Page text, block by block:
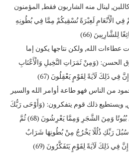
لينال منه الشاربون فقط, المؤمنون
فِي الْأَنْعَامِ لَعِبْرَةً نُسْقِيكُمْ مِمَّا فِي بُطُونِهِ
لِلشَّارِبِينَ (66)
الله, ولكن نتاجها يكون إما
الحسن: (وَمِنْ ثَمَرَاتِ النَّخِيلِ وَالْأَعْنَابِ
ذَلِكَ لَآيَةً لِقَوْمٍ يَعْقِلُونَ (67)
من الناس فهو طاعة أوامر الله والسير
ويستطيع ذلك قوم يتفكرون: (وَأَوْحَى رَبُّكَ
إِلَى النَّحْلِ أَنِ اتَّخِذِي مِنَ الْجِبَالِ بُيُوتًا وَمِنَ الشَّجَرِ وَمِمَّا يَعْرِشُونَ (68) ثُمَّ
رَبِّكِ ذُلُلًا يَخْرُجُ مِنْ بُطُونِهَا شَرَابٌ
فِي ذَلِكَ لَآيَةً لِقَوْمٍ يَتَفَكَّرُونَ (69)